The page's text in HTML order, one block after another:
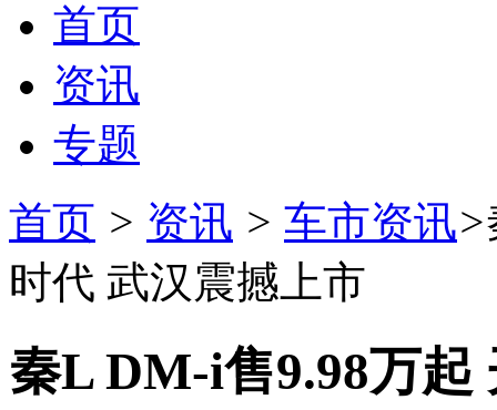
首页
资讯
专题
首页 > 资讯 > 车市资讯>
时代 武汉震撼上市
秦L DM-i售9.98万起